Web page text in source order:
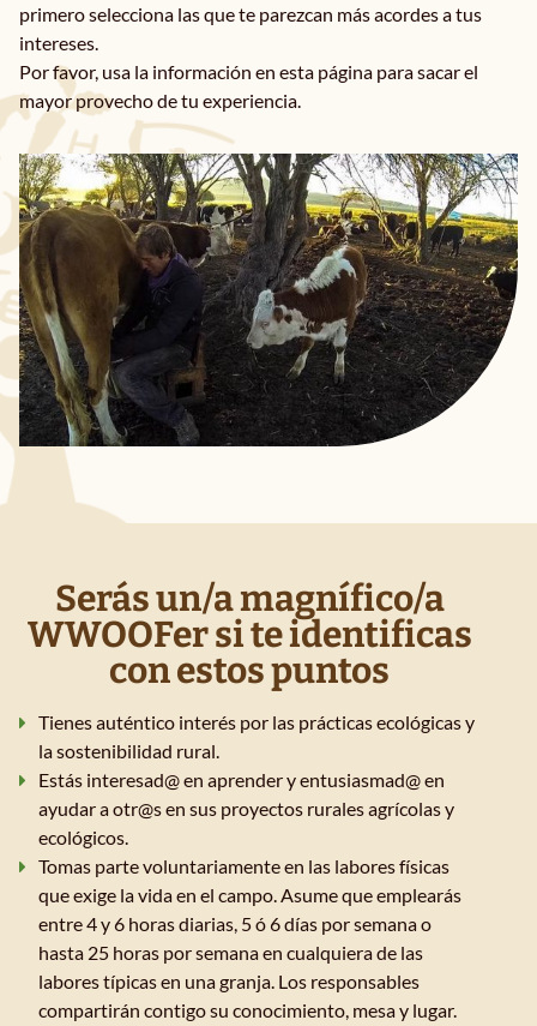
primero selecciona las que te parezcan más acordes a tus
intereses.
Por favor, usa la información en esta página para sacar el
mayor provecho de tu experiencia.
Serás un/a magnífico/a
WWOOFer si te identificas
con estos puntos
Tienes auténtico interés por las prácticas ecológicas y
la sostenibilidad rural.
Estás interesad@ en aprender y entusiasmad@ en
ayudar a otr@s en sus proyectos rurales agrícolas y
ecológicos.
Tomas parte voluntariamente en las labores físicas
que exige la vida en el campo. Asume que emplearás
entre 4 y 6 horas diarias, 5 ó 6 días por semana o
hasta 25 horas por semana en cualquiera de las
labores típicas en una granja. Los responsables
compartirán contigo su conocimiento, mesa y lugar.